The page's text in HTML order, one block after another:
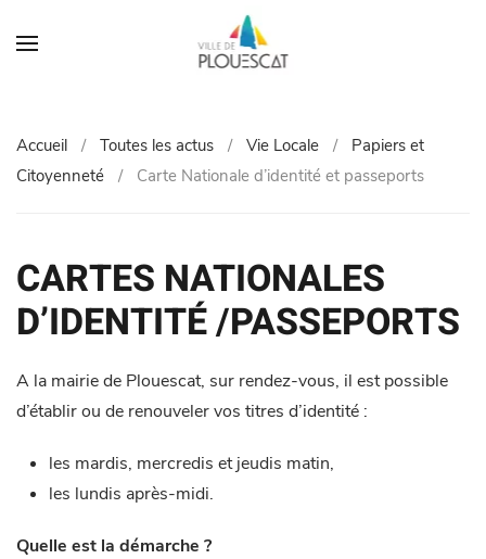
Accueil Toutes les actus Vie Locale
Papiers et
Citoyenneté
Carte Nationale d’identité et passeports
CARTES NATIONALES
D’IDENTITÉ /PASSEPORTS
A la mairie de Plouescat, sur rendez-vous, il est possible
d’établir ou de renouveler vos titres d’identité :
les mardis, mercredis et jeudis matin,
les lundis après-midi.
Quelle est la démarche ?